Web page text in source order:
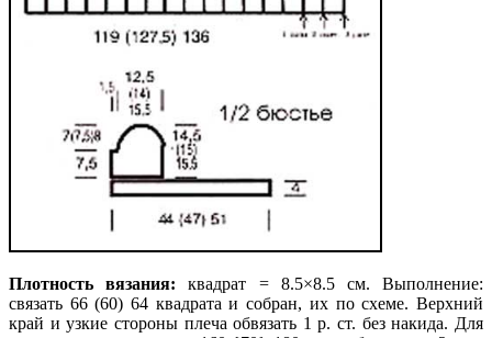
Плотность вязания: квадрат = 8.5×8.5 cм. Выполнение:
связать 66 (60) 64 квадрата и собран, их по схеме. Верхний
край и узкие стороны плеча обвязать 1 р. ст. без накида. Для